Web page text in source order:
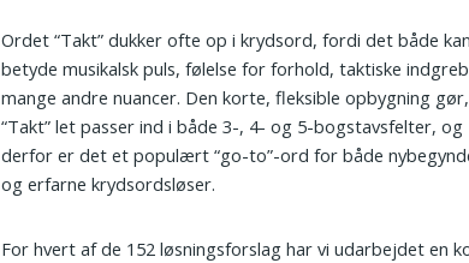
Ordet “Takt” dukker ofte op i krydsord, fordi det både kan
betyde musikalsk puls, følelse for forhold, taktiske
mange andre nuancer. Den korte, fleksible opbygning
“Takt” let passer ind i både 3-, 4- og 5-bogstavsfelter, og
derfor er det et populært “go-to”-ord for både
og erfarne krydsordsløser.
For hvert af de 152 løsningsforslag har vi udarbejdet en